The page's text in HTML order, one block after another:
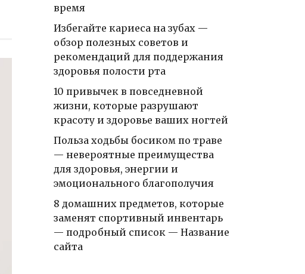
время
Избегайте кариеса на зубах —
обзор полезных советов и
рекомендаций для поддержания
здоровья полости рта
10 привычек в повседневной
жизни, которые разрушают
красоту и здоровье ваших ногтей
Польза ходьбы босиком по траве
— невероятные преимущества
для здоровья, энергии и
эмоционального благополучия
8 домашних предметов, которые
заменят спортивный инвентарь
— подробный список — Название
сайта